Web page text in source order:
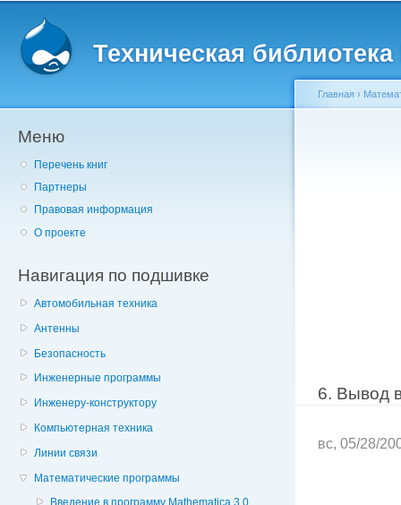
Техническая
Меню
Перечень книг
Партнеры
Правовая информация
О проекте
Навигация по подшивке
Автомобильная техника
Антенны
Безопасность
Инженерные программы
Инженеру-конструктору
Компьютерная техника
Линии связи
Математические программы
Введение в программу Mathematica 3.0
Главная ›
6. Вывод
вс, 05/28/